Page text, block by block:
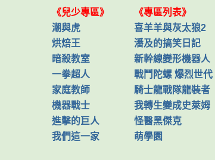
《兒少專區》
《專區列表》
潮與虎
喜羊羊與灰太狼2
烘焙王
潘及的搞笑日記
暗殺教室
新幹線變形機器人
一拳超人
戰鬥陀螺 爆烈世代
家庭教師
騎士龍戰隊龍裝者
機器戰士
我轉生變成史萊姆
進擊的巨人
怪醫黑傑克
我們這一家
萌學園